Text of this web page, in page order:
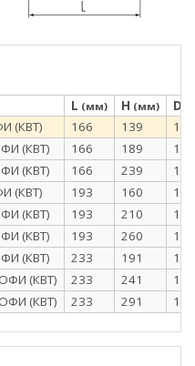
L (мм) H (мм) D
(КВТ) 166 139 101
(КВТ) 166 189 101
(КВТ) 166 239 101
(КВТ) 193 160 128
(КВТ) 193 210 128
(КВТ) 193 260 128
(КВТ) 233 191 168
(КВТ) 233 241 168
(КВТ) 233 291 168